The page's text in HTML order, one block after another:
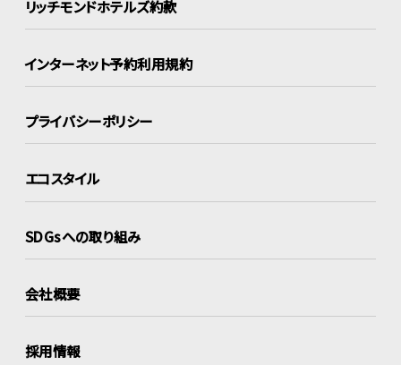
リッチモンドホテルズ約款
インターネット予約利用規約
プライバシーポリシー
エコスタイル
SDGsへの取り組み
会社概要
採用情報